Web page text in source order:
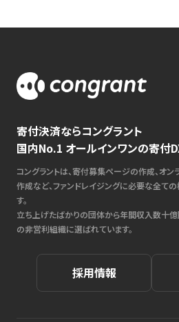
寄付決済ならコングラント
国内No.1 オールインワンの寄付
コングラントは、寄付募集ページの作成、オ
作成など、ファンドレイジングに必要な全て
す。
立ち上げたばかりの団体から年間収入数十
の非営利組織に選ばれています。
採用情報